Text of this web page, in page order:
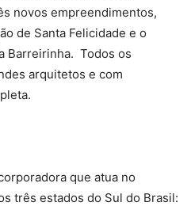
novos empreendimentos,
de Santa Felicidade e o
Barreirinha. Todos os
arquitetos e com
que atua no
três estados do Sul do Brasil: